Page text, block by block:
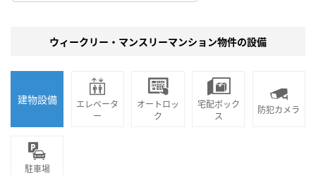
ウィークリー・マンスリーマンション物件の設備
建物設備
エレベータ
ー
オートロッ
ク
宅配ボック
ス
防犯カメラ
駐車場